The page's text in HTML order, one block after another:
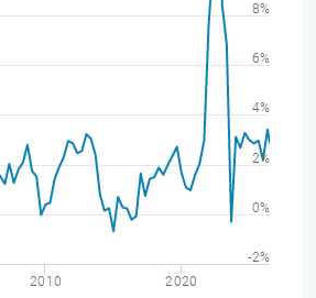
2010 2020
-2%
0%
2%
4%
6%
8%